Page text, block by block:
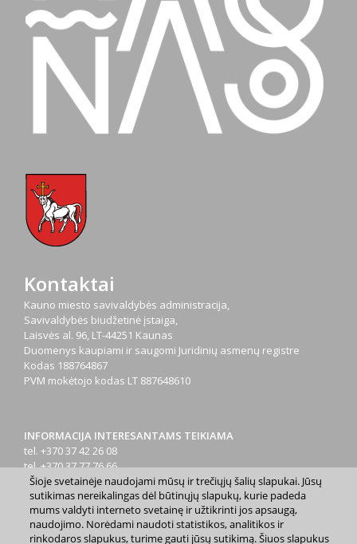
Kontaktai
Kauno miesto savivaldybės administracija,
Savivaldybės biudžetinė įstaiga,
Laisvės al. 96, LT-44251 Kaunas
Duomenys kaupiami ir saugomi Juridinių asmenų registre
Kodas 188764867
PVM mokėtojo kodas LT 887648610
INFORMACIJA INTERESANTAMS TEIKIAMA
tel. +370 37 42 26 08
tel. +370 37 77 76 66
tel. +370 660 07000
el. p.info@kaunas.lt
Šioje svetainėje naudojami mūsų ir trečiųjų šalių slapukai. Jūsų
sutikimas nereikalingas dėl būtinųjų slapukų, kurie padeda
mums valdyti interneto svetainę ir užtikrinti jos apsaugą,
naudojimo. Norėdami naudoti statistikos, analitikos ir
rinkodaros slapukus, turime gauti jūsų sutikimą. Šiuos slapukus